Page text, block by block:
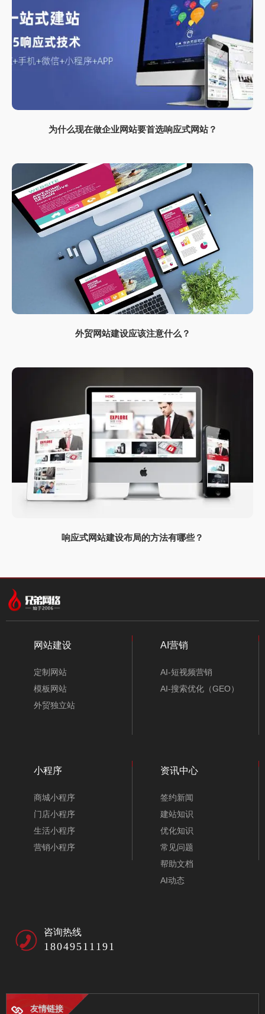
为什么现在做企业网站要首选响应式网站？
外贸网站建设应该注意什么？
响应式网站建设布局的方法有哪些？
网站建设
定制网站
模板网站
外贸独立站
AI营销
AI-短视频营销
AI-搜索优化（GEO）
小程序
商城小程序
门店小程序
生活小程序
营销小程序
资讯中心
签约新闻
建站知识
优化知识
常见问题
帮助文档
AI动态
咨询热线
18049511191
友情链接